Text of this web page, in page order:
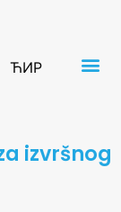
ЋИР
izvršnog